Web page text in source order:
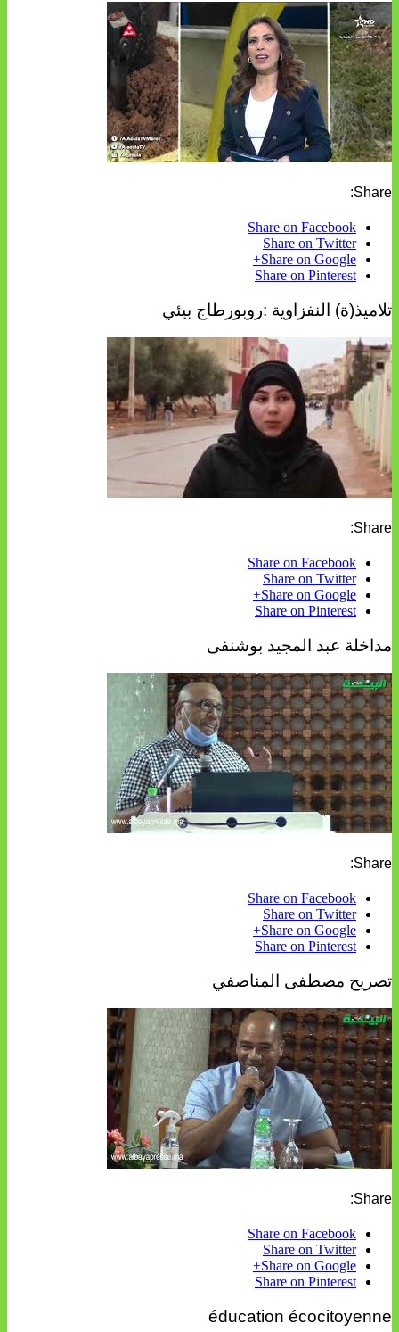
Share:
Share on Facebook
Share on Twitter
Share on Google+
Share on Pinterest
تلاميذ(ة) النفزاوية :روبورطاج بيئي
Share:
Share on Facebook
Share on Twitter
Share on Google+
Share on Pinterest
مداخلة عبد المجيد بوشنفى
Share:
Share on Facebook
Share on Twitter
Share on Google+
Share on Pinterest
تصريح مصطفى المناصفي
Share:
Share on Facebook
Share on Twitter
Share on Google+
Share on Pinterest
éducation écocitoyenne